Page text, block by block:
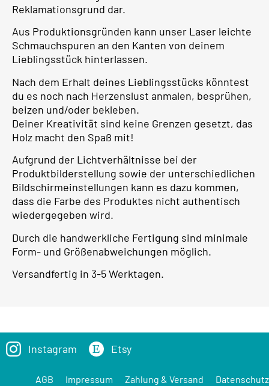
Reklamationsgrund dar.
Aus Produktionsgründen kann unser Laser leichte
Schmauchspuren an den Kanten von deinem
Lieblingsstück hinterlassen.
Nach dem Erhalt deines Lieblingsstücks könntest
du es noch nach Herzenslust anmalen, besprühen,
beizen und/oder bekleben.
Deiner Kreativität sind keine Grenzen gesetzt, das
Holz macht den Spaß mit!
Aufgrund der Lichtverhältnisse bei der
Produktbilderstellung sowie der unterschiedlichen
Bildschirmeinstellungen kann es dazu kommen,
dass die Farbe des Produktes nicht authentisch
wiedergegeben wird.
Durch die handwerkliche Fertigung sind minimale
Form- und Größenabweichungen möglich.
Versandfertig in 3-5 Werktagen.
Instagram Etsy
AGB Impressum Zahlung & Versand Datenschutz